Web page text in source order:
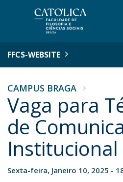
FFCS-WEBSITE
CAMPUS BRAGA
Vaga para
de
Institucional
Sexta-feira, Janeiro 10, 2025 -